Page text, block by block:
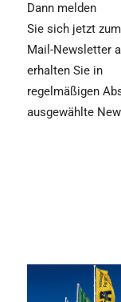
Dann melden
Sie sich jetzt
Mail-Newsletter
erhalten Sie in
regelmäßigen
ausgewählte